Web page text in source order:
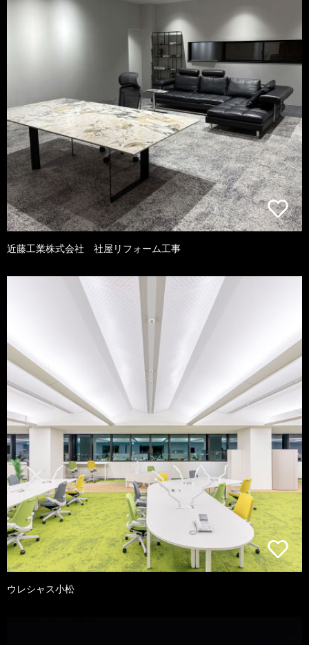
近藤工業株式会社 社屋リフォーム工事
ウレシャス小松